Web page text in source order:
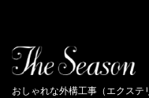
おしゃれな外構工事（エクス